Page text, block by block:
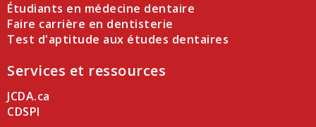
Étudiants en médecine dentaire
Faire carrière en dentisterie
Test d'aptitude aux études dentaires
Services et ressources
JCDA.ca
CDSPI